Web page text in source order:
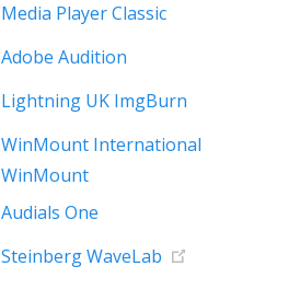
Media Player Classic
Adobe Audition
Lightning UK ImgBurn
WinMount International
WinMount
Audials One
Steinberg WaveLab